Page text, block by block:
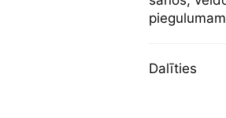
Dalīties